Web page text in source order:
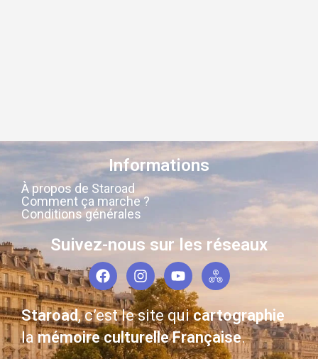
Informations
À propos de Staroad
Comment ça marche ?
Conditions générales
Suivez-nous sur les réseaux
Staroad, c’est le site quicartographie
lamémoire culturelle Française.